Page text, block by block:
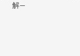
解—干货分享